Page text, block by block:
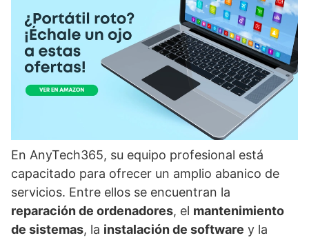
En AnyTech365, su equipo profesional está
capacitado para ofrecer un amplio abanico de
servicios. Entre ellos se encuentran la
reparación de ordenadores, el mantenimiento
de sistemas, la instalación de software y la